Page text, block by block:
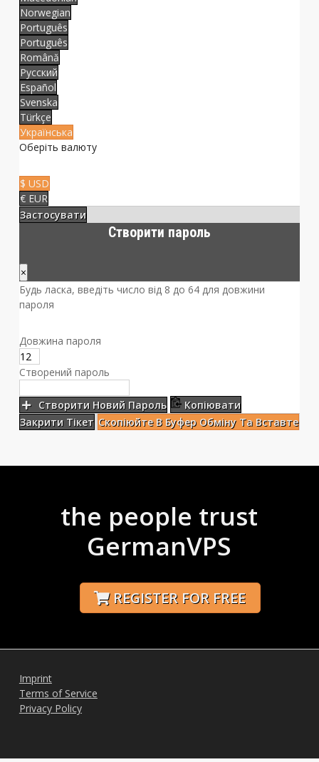
Norwegian
Português
Português
Română
Русский
Español
Svenska
Türkçe
Українська
Оберіть валюту
$ USD
€ EUR
Застосувати
Створити пароль
×
Будь ласка, введіть число від 8 до 64 для довжини
пароля
Довжина пароля
Створений пароль
Створити Новий Пароль
Копіювати
Закрити Тікет Скопіюйте В Буфер Обміну Та Вставте
the people trust
GermanVPS
REGISTER FOR FREE
Imprint
Terms of Service
Privacy Policy